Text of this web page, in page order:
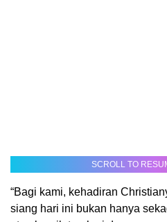
SCROLL TO
“Bagi kami, kehadiran
siang hari ini bukan hanya